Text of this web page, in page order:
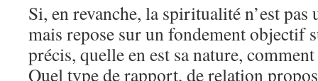
Si, en revanche, la spiritualité n’est
mais repose sur un fondement objectif
précis, quelle en est sa nature,
Quel type de rapport, de relation